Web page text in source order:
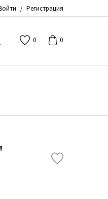
/ Регистрация
0 0